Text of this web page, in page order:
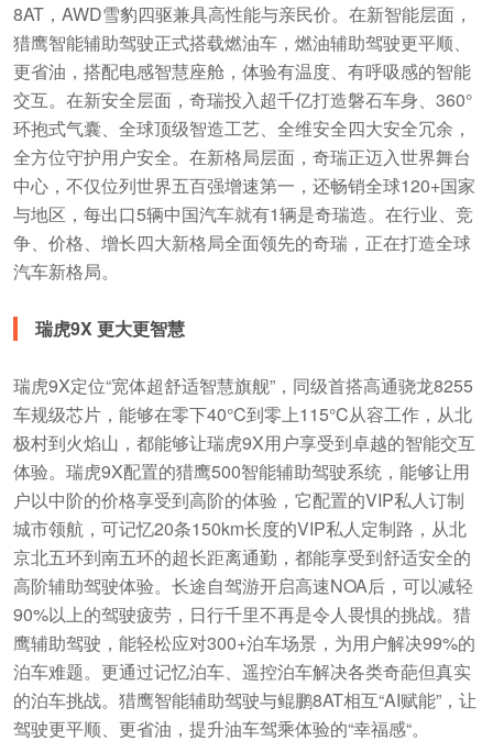
8AT，AWD雪豹四驱兼具高性能与亲民价。在新智能层面，
猎鹰智能辅助驾驶正式搭载燃油车，燃油辅助驾驶更平顺、
更省油，搭配电感智慧座舱，体验有温度、有呼吸感的智能
交互。在新安全层面，奇瑞投入超千亿打造磐石车身、360°
环抱式气囊、全球顶级智造工艺、全维安全四大安全冗余，
全方位守护用户安全。在新格局层面，奇瑞正迈入世界舞台
中心，不仅位列世界五百强增速第一，还畅销全球120+国家
与地区，每出口5辆中国汽车就有1辆是奇瑞造。在行业、竞
争、价格、增长四大新格局全面领先的奇瑞，正在打造全球
汽车新格局。
瑞虎9X 更大更智慧
瑞虎9X定位“宽体超舒适智慧旗舰”，同级首搭高通骁龙8255
车规级芯片，能够在零下40°C到零上115°C从容工作，从北
极村到火焰山，都能够让瑞虎9X用户享受到卓越的智能交互
体验。瑞虎9X配置的猎鹰500智能辅助驾驶系统，能够让用
户以中阶的价格享受到高阶的体验，它配置的VIP私人订制
城市领航，可记忆20条150km长度的VIP私人定制路，从北
京北五环到南五环的超长距离通勤，都能享受到舒适安全的
高阶辅助驾驶体验。长途自驾游开启高速NOA后，可以减轻
90%以上的驾驶疲劳，日行千里不再是令人畏惧的挑战。猎
鹰辅助驾驶，能轻松应对300+泊车场景，为用户解决99%的
泊车难题。更通过记忆泊车、遥控泊车解决各类奇葩但真实
的泊车挑战。猎鹰智能辅助驾驶与鲲鹏8AT相互“AI赋能”，让
驾驶更平顺、更省油，提升油车驾乘体验的“幸福感“。